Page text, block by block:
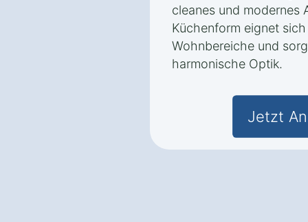
cleanes und modernes
Küchenform eignet
Wohnbereiche und
harmonische Optik.
Jetzt